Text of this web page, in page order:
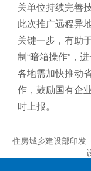
关单位持续完善
此次推广远程异
关键一步，有助
制“暗箱操作”，
各地需加快推动
作，鼓励国有企
时上报。
住房城乡建设部印发